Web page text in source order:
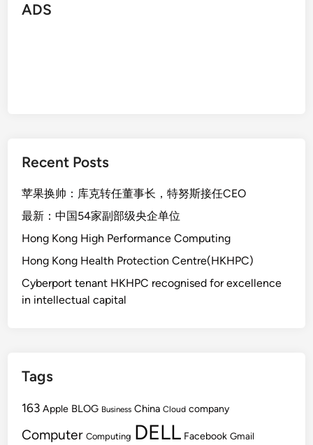
ADS
Recent Posts
苹果换帅：库克转任董事长，特努斯接任CEO
最新：中国54家副部级央企单位
Hong Kong High Performance Computing
Hong Kong Health Protection Centre(HKHPC)
Cyberport tenant HKHPC recognised for excellence
in intellectual capital
Tags
163 Apple BLOG Business China Cloud company
Computer Computing DELL Facebook Gmail